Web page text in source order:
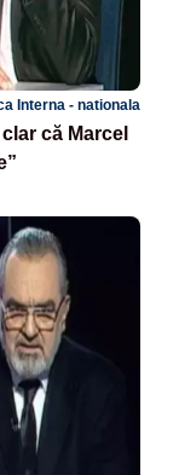
Interna - nationala
că Marcel